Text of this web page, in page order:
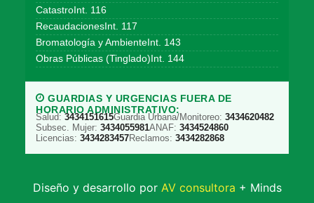
CatastroInt. 116
RecaudacionesInt. 117
Bromatología y AmbienteInt. 143
Obras Públicas (Tinglado)Int. 144
GUARDIAS Y URGENCIAS FUERA DE
HORARIO ADMINISTRATIVO:
Salud: 3434151615Guardia Urbana/Monitoreo: 3434620482
Subsec. Mujer: 3434055981ANAF: 3434524860
Licencias: 3434283457Reclamos: 3434282868
Diseño y desarrollo por AV consultora + Minds